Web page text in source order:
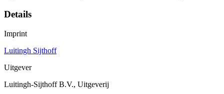
Details
Imprint
Luitingh Sijthoff
Uitgever
Luitingh-Sijthoff B.V., Uitgeverij